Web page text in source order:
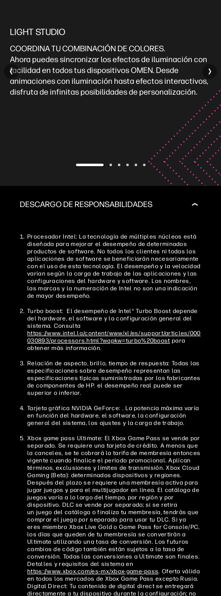
LIGHT STUDIO
COORDINA TU COMBINACIÓN DE COLORES. ​
Ahora puedes sincronizar los efectos de iluminación con
facilidad en todos tus dispositivos OMEN. Desde
animaciones con iluminación hasta efectos interactivos,
disfruta de infinitas posibilidades de personalización.
DESCARGO DE RESPONSABILIDADES
Procesador Intel: La tecnología de múltiples núcleos está
diseñada para mejorar el desempeño de determinados
productos de software. No todos los clientes ni todas las
aplicaciones de software se beneficiarán necesariamente
con el uso de esta tecnología. El desempeño y la velocidad
varían según la carga de trabajo de las aplicaciones y las
configuraciones del hardware y software. Los nombres,
las marcas y la numeración de Intel no son una indicación
de mayor desempeño.
Turbo boost: El desempeño de Intel® Turbo Boost depende
del hardware, el software y la configuración general del
sistema. Consulta
https://www.intel.la/content/www/xl/es/support/articles/000
030893/processors.html?wapkw=turbo%20boost para
obtener más información.
Relación de aspecto, brillo, tiempo de respuesta: Todas las
especificaciones sobre desempeño representan las
especificaciones típicas suministradas por los fabricantes
de componentes de HP. el desempeño real puede ser
superior o inferior.
Tarjeta gráfica NVIDIA GeForce: . La potencia máxima varía
en función del hardware, el software, la configuración
general del sistema, los ajustes y la carga de trabajo.
Xbox game pass Ultimate: El Xbox Game Pass se vende por
separado. Se requiere una tarjeta de crédito. A menos que
la canceles, se te cobrará la tarifa de membresía entonces
vigente cuando finalice el período promocional. Aplican
términos, exclusiones y límites de transmisión. Xbox Cloud
Gaming (Beta): determinados dispositivos y regiones.
Después del plazo se requiere una membresía activa para
jugar juegos y para el multijugador en línea. El catálogo de
juegos varía a lo largo del tiempo, por región y por
dispositivo. DLC se vende por separado; si se retira
un juego del catálogo o finaliza tu membresía, tendrás que
comprar el juego por separado para usar tu DLC. Si ya
eres miembro Xbox Live Gold o Game Pass for Console/PC,
los días que queden de tu membresía se convertirán a
Ultimate utilizando una tasa de conversión. Los futuros
cambios de código también están sujetos a la tasa de
conversión. Todas las conversiones a Ultimate son finales.
Detalles y requisitos del sistema en
https://www.xbox.com/es-mx/xbox-game-pass. Oferta válida
en todos los mercados de Xbox Game Pass excepto Rusia.
Digital Direct: Tu contenido de digital direct se entregará
directamente a tu dispositivo durante la configuración; no